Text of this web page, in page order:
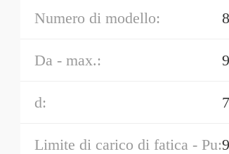
Numero di modello:
Da - max.:
d:
Limite di carico di fatica - Pu: